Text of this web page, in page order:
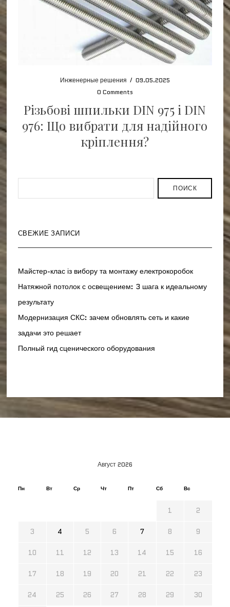
Инженерные решения / 09.05.2025
0 Comments
Різьбові шпильки DIN 975 і DIN
976: Що вибрати для надійного
кріплення?
ПОИСК
СВЕЖИЕ ЗАПИСИ
Майстер-клас із вибору та монтажу електрокоробок
Натяжной потолок с освещением: 3 шага к идеальному
результату
Модернизация СКС: зачем обновлять сеть и какие
задачи это решает
Полный гид сценического оборудования
Август 2026
Пн Вт Ср Чт Пт Сб Вс
1 2
3 4 5 6 7 8 9
10 11 12 13 14 15 16
17 18 19 20 21 22 23
24 25 26 27 28 29 30